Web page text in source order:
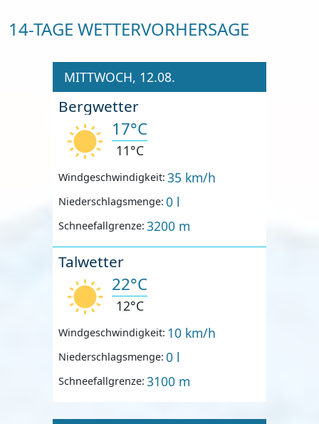
14-TAGE WETTERVORHERSAGE
MITTWOCH, 12.08.
Bergwetter
17°C
11°C
Windgeschwindigkeit: 35 km/h
Niederschlagsmenge: 0 l
Schneefallgrenze: 3200 m
Talwetter
22°C
12°C
Windgeschwindigkeit: 10 km/h
Niederschlagsmenge: 0 l
Schneefallgrenze: 3100 m